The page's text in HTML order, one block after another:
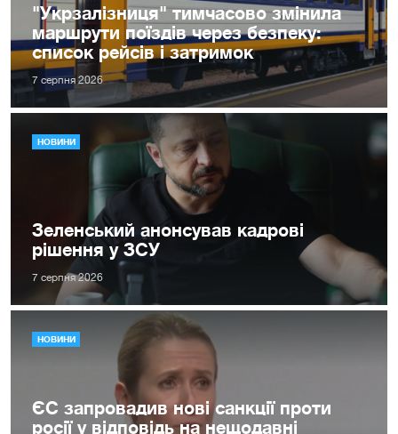
"Укрзалізниця" тимчасово змінила
маршрути поїздів через безпеку:
список рейсів і затримок
7 серпня 2026
НОВИНИ
Зеленський анонсував кадрові
рішення у ЗСУ
7 серпня 2026
НОВИНИ
ЄС запровадив нові санкції проти
росії у відповідь на нещодавні